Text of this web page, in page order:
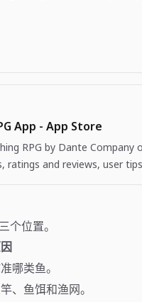
App - App Store
RPG by Dante Company
ratings and reviews, user
个位置。
哪类鱼。
、鱼饵和渔网。